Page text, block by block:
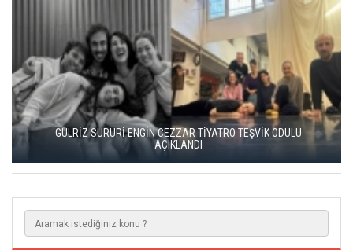
KISALAR, ÇAĞIN ÇELİŞKİLERİNİ SAHNEYE TAŞIYOR